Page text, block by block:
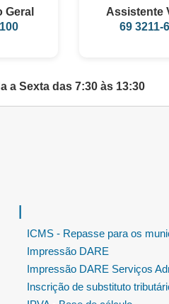
Geral
Assistente
69 3211-
a Sexta das 7:30 às 13:30
I
ICMS - Repasse para os
Impressão DARE
Impressão DARE Serviços
Inscrição de substituto